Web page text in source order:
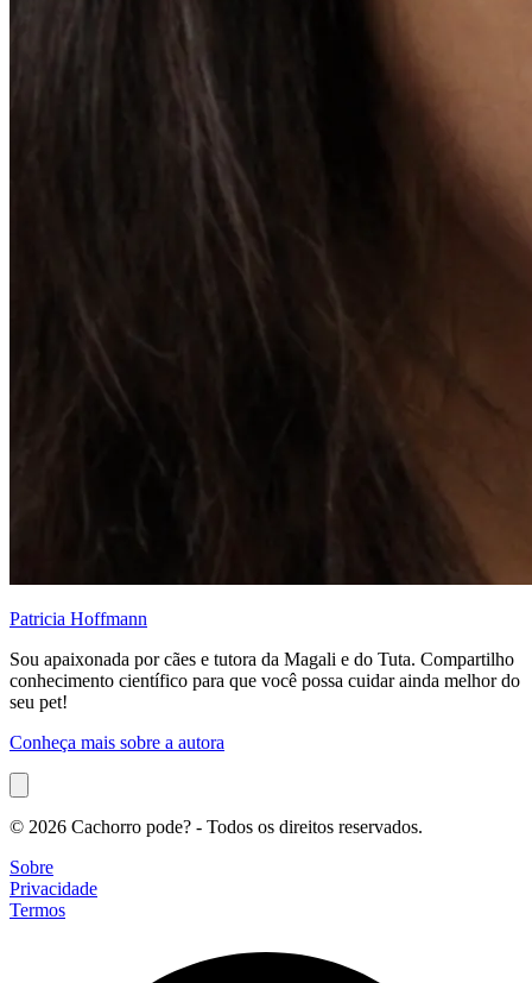
Patricia Hoffmann
Sou apaixonada por cães e tutora da Magali e do Tuta. Compartilho
conhecimento científico para que você possa cuidar ainda melhor do
seu pet!
Conheça mais sobre a autora
© 2026 Cachorro pode? - Todos os direitos reservados.
Sobre
Privacidade
Termos